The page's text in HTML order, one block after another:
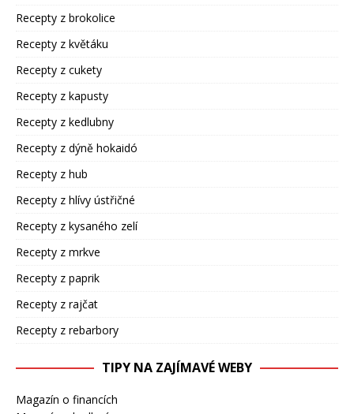
Recepty z brokolice
Recepty z květáku
Recepty z cukety
Recepty z kapusty
Recepty z kedlubny
Recepty z dýně hokaidó
Recepty z hub
Recepty z hlívy ústřičné
Recepty z kysaného zelí
Recepty z mrkve
Recepty z paprik
Recepty z rajčat
Recepty z rebarbory
TIPY NA ZAJÍMAVÉ WEBY
Magazín o financích